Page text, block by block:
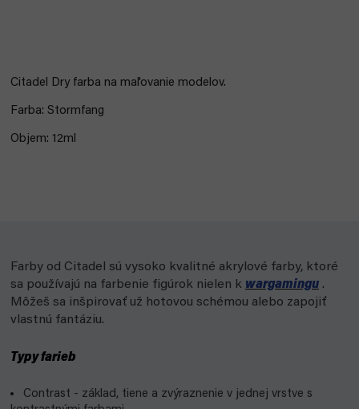
Citadel Dry farba na maľovanie modelov.
Farba: Stormfang
Objem: 12ml
Farby od Citadel sú vysoko kvalitné akrylové farby, ktoré
sa používajú na farbenie figúrok nielen k wargamingu .
Môžeš sa inšpirovať už hotovou schémou alebo zapojiť
vlastnú fantáziu.
Typy farieb
Contrast - základ, tiene a zvýraznenie v jednej vrstve s